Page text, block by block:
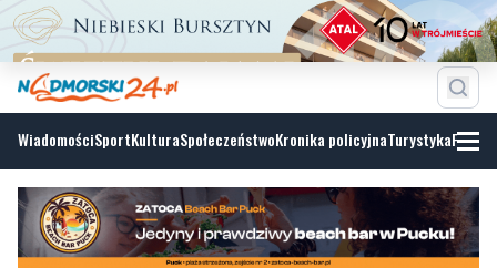
WiadomościSportKulturaSpołeczeństwoKronika policyjnaTurystyka